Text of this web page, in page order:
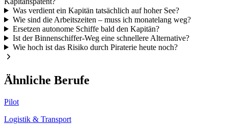
Was verdient ein Kapitän tatsächlich auf hoher See?
Wie sind die Arbeitszeiten – muss ich monatelang weg?
Ersetzen autonome Schiffe bald den Kapitän?
Ist der Binnenschiffer-Weg eine schnellere Alternative?
Wie hoch ist das Risiko durch Piraterie heute noch?
Ähnliche Berufe
Pilot
Logistik & Transport